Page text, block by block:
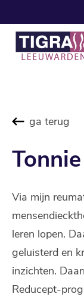
ga terug
Via mijn
leren lopen.
geluisterd en
inzichten.
Reducept-